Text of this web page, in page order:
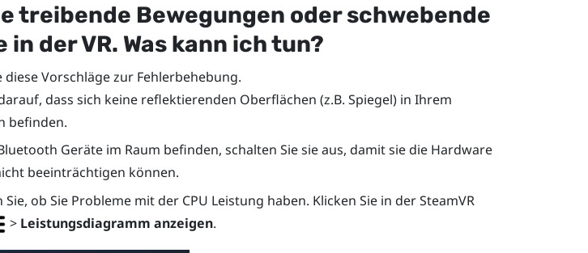
treibende Bewegungen oder schwebende
in der VR. Was kann ich tun?
diese Vorschläge zur Fehlerbehebung.
dass sich keine reflektierenden Oberflächen (z.B. Spiegel) in Ihrem
befinden.
Geräte im Raum befinden, schalten Sie sie aus, damit sie die Hardware
beeinträchtigen können.
ob Sie Probleme mit der CPU Leistung haben. Klicken Sie in derSteamVR
> Leistungsdiagramm anzeigen.